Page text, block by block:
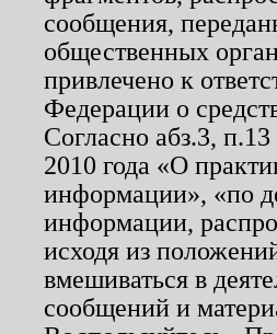
сообщения,
общественных
привлечено к
Федерации о
Согласно абз.3,
2010 года «О
информации», «по
информации,
исходя из
вмешиваться в
сообщений и